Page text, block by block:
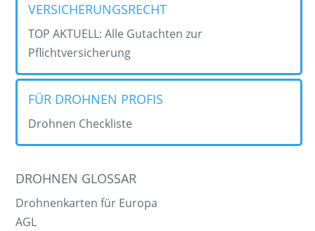
VERSICHERUNGSRECHT
TOP AKTUELL: Alle Gutachten zur
Pflichtversicherung
FÜR DROHNEN PROFIS
Drohnen Checkliste
DROHNEN GLOSSAR
Drohnenkarten für Europa
AGL